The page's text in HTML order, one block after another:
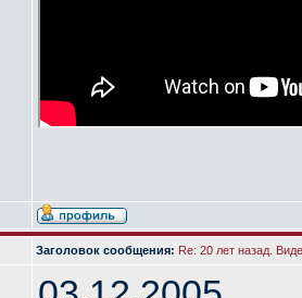
Заголовок сообщения: Re: 20 лет назад.